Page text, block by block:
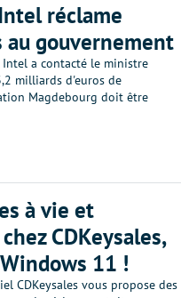
réclame
au gouvernement
a contacté le ministre
milliards d'euros de
Magdebourg doit être
à vie et
CDKeysales,
11 !
CDKeysales vous propose des